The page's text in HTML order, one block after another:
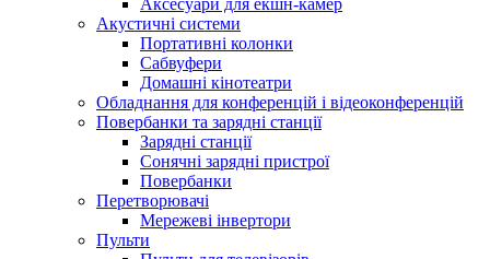
Аксесуари для екшн-камер
Акустичні системи
Портативні колонки
Сабвуфери
Домашні кінотеатри
Обладнання для конференцій і відеоконференцій
Повербанки та зарядні станції
Зарядні станції
Сонячні зарядні пристрої
Повербанки
Перетворювачі
Мережеві інвертори
Пульти